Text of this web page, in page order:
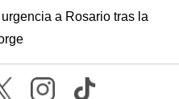
a Rosario tras la